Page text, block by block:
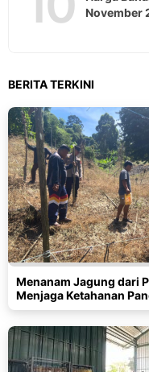
November
BERITA TERKINI
Menanam Jagung dari
Menjaga Ketahanan